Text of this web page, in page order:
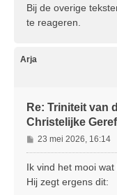
Bij de overige
te reageren.
Arja
Re: Triniteit van
Christelijke
B
e
r
i
c
23 mei 2026, 16:14
Ik vind het mooi
Hij zegt ergens dit: